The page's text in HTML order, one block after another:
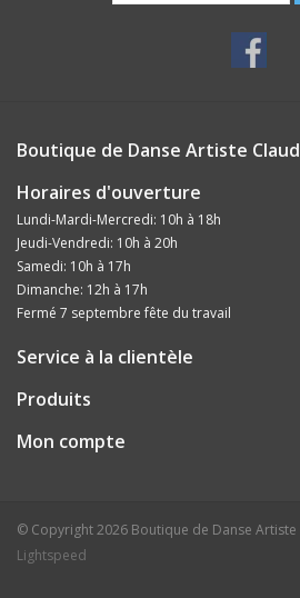
Boutique de Danse Artiste
Horaires d'ouverture
Lundi-Mardi-Mercredi: 10h à 18h
Jeudi-Vendredi: 10h à 20h
Samedi: 10h à 17h
Dimanche: 12h à 17h
Fermé 7 septembre fête du travail
Service à la clientèle
Produits
Mon compte
© Copyright 2026 Boutique de Danse
Lightspeed